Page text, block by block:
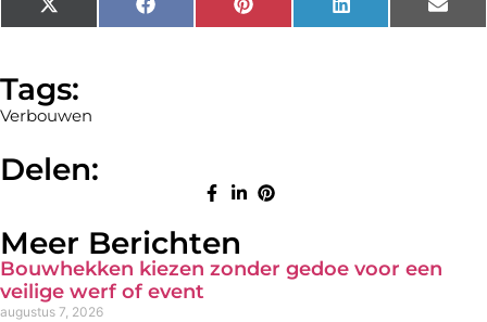
X
(Twitter)
Facebook Pinterest LinkedIn
Tags:
Verbouwen
Delen:
Meer Berichten
Bouwhekken kiezen zonder gedoe voor een
veilige werf of event
augustus 7, 2026